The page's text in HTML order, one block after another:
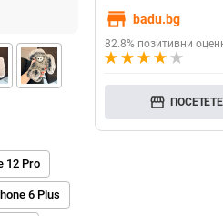
12 Pro
6 Plus
store badu.bg
82.8% позитивни
storefront